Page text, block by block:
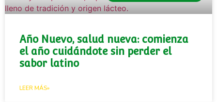
Año Nuevo, salud nueva: comienza
el año cuidándote sin perder el
sabor latino
LEER MÁS»